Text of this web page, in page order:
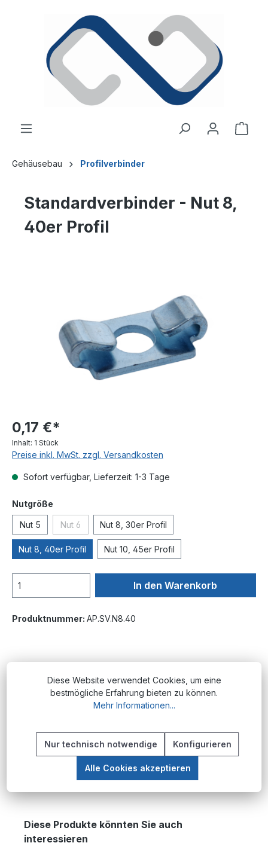
Gehäusebau Profilverbinder
Standardverbinder - Nut 8,
40er Profil
0,17 €*
Inhalt: 1 Stück
Preise inkl. MwSt. zzgl. Versandkosten
Sofort verfügbar, Lieferzeit: 1-3 Tage
Nutgröße
Nut 5 Nut 6(Diese Option ist zurzeit nicht verfügbar.)
Nut 8, 30er Profil
Nut 8, 40er Profil Nut 10, 45er Profil
In den Warenkorb
Produktnummer: AP.SV.N8.40
Produktübersicht Die Standardverbinder sind
Verbindungselemente aus Stahl für den
Nu…Mehr
Produktgalerie überspringen
Diese Produkte könnten Sie auch
interessieren
Diese Website verwendet Cookies, um eine
bestmögliche Erfahrung bieten zu können.
Mehr Informationen...
Nur technisch notwendige Konfigurieren
Alle Cookies akzeptieren